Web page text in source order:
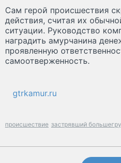
Сам герой происшествия
действия, считая их
ситуации. Руководство
наградить амурчанина
проявленную
самоотверженность.
gtrkamur.ru
происшествие застрявший